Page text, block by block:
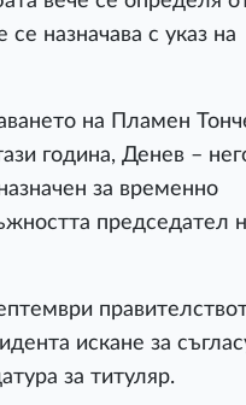
се назначава с указ на
на Пламен
година, Денев –
за временно
председател
искане за
за титуляр.